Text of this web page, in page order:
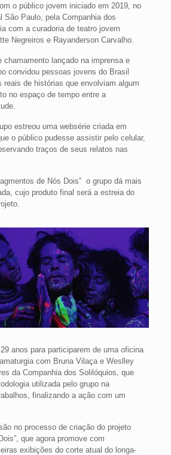
o público jovem iniciado em 2019, no
São Paulo, pela Companhia dos
com a curadoria de teatro jovem
Negreiros e Rayanderson Carvalho.
chamamento lançado na imprensa e
convidou pessoas jovens do Brasil
reais de histórias que envolviam algum
no espaço de tempo entre a
estreou uma websérie criada em
o público pudesse assistir pelo celular,
traços de seus relatos nas
de Nós Dois” o grupo dá mais
cujo produto final será a estreia do
anos para participarem de uma oficina
com Bruna Vilaça e Weslley
da Companhia dos Solilóquios, que
utilizada pelo grupo na
finalizando a ação com um
no processo de criação do projeto
que agora promove com
exibições do corte atual do longa-